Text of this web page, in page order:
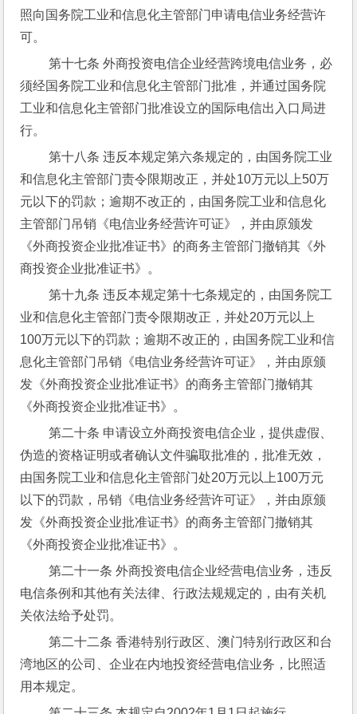
照向国务院工业和信息化主管部门申请电信业务经营许
可。
第十七条 外商投资电信企业经营跨境电信业务，必
须经国务院工业和信息化主管部门批准，并通过国务院
工业和信息化主管部门批准设立的国际电信出入口局进
行。
第十八条 违反本规定第六条规定的，由国务院工业
和信息化主管部门责令限期改正，并处10万元以上50万
元以下的罚款；逾期不改正的，由国务院工业和信息化
主管部门吊销《电信业务经营许可证》，并由原颁发
《外商投资企业批准证书》的商务主管部门撤销其《外
商投资企业批准证书》。
第十九条 违反本规定第十七条规定的，由国务院工
业和信息化主管部门责令限期改正，并处20万元以上
100万元以下的罚款；逾期不改正的，由国务院工业和信
息化主管部门吊销《电信业务经营许可证》，并由原颁
发《外商投资企业批准证书》的商务主管部门撤销其
《外商投资企业批准证书》。
第二十条 申请设立外商投资电信企业，提供虚假、
伪造的资格证明或者确认文件骗取批准的，批准无效，
由国务院工业和信息化主管部门处20万元以上100万元
以下的罚款，吊销《电信业务经营许可证》，并由原颁
发《外商投资企业批准证书》的商务主管部门撤销其
《外商投资企业批准证书》。
第二十一条 外商投资电信企业经营电信业务，违反
电信条例和其他有关法律、行政法规规定的，由有关机
关依法给予处罚。
第二十二条 香港特别行政区、澳门特别行政区和台
湾地区的公司、企业在内地投资经营电信业务，比照适
用本规定。